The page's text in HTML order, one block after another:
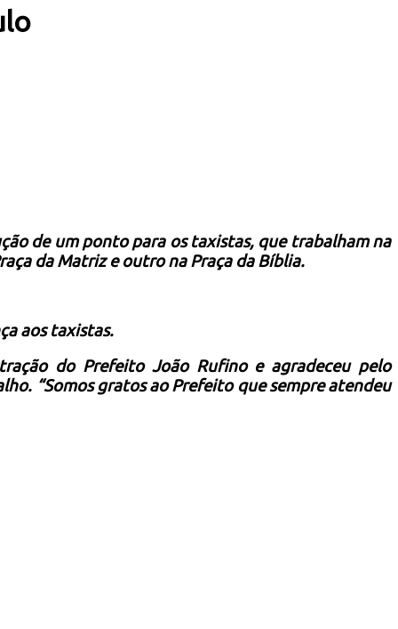
de um ponto para os taxistas, que trabalham na
da Matriz e outro na Praça da Bíblia.
aos taxistas.
do Prefeito João Rufino e agradeceu pelo
“Somos gratos ao Prefeito que sempre atendeu